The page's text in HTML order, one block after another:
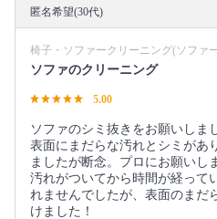
匿名希望(30代)
椅子・ソファークリーニング(ソファ
ソファのクリーニング
5.00
ソファのシミ抜きをお願いしま
表面にまだらな汚れとシミがあ
ましたが断念。プロにお願いし
汚れがついてから時間が経って
れませんでしたが、表面のまだ
けました！